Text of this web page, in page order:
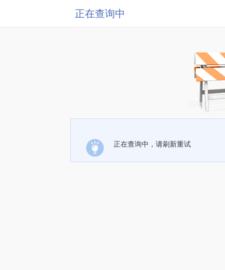
正在查询中
正在查询中，请刷新重试